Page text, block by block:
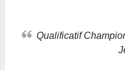
Qualificatif Championnat de France Aquathlon